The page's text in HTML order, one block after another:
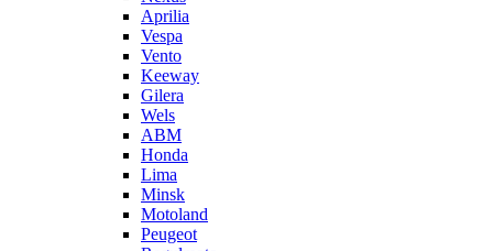
Aprilia
Vespa
Vento
Keeway
Gilera
Wels
ABM
Honda
Lima
Minsk
Motoland
Peugeot